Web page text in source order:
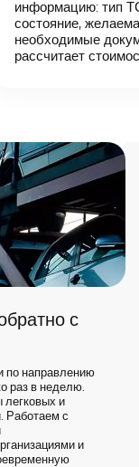
информацию: тип
состояние,
необходимые
рассчитает
с
по направлению
раз в неделю.
легковых и
Работаем с
и